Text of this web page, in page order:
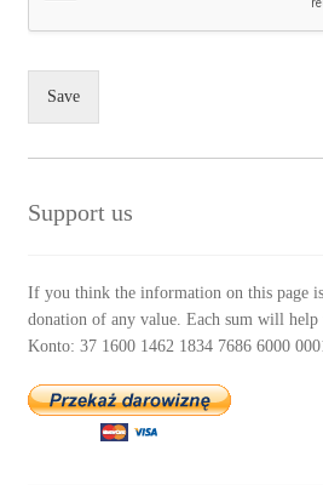
Save
Support us
If you think the information on this page
donation of any value. Each sum will help
Konto: 37 1600 1462 1834 7686 6000